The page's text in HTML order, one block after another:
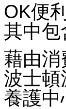
OK便
其中包
藉由消
波士頓
養護中